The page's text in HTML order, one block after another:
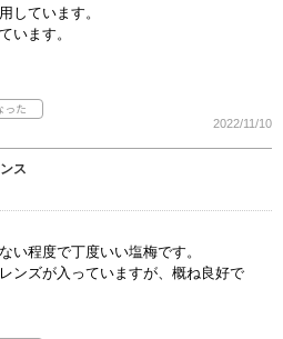
しています。
います。
2022/11/10
ス
い程度で丁度いい塩梅です。
ンズが入っていますが、概ね良好で